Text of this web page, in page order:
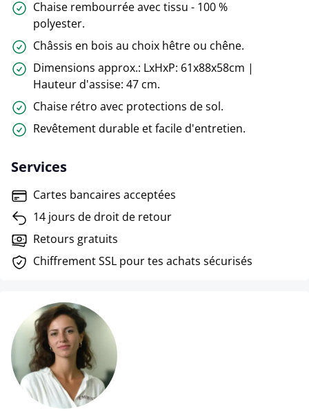
Chaise rembourrée avec tissu - 100 %
polyester.
Châssis en bois au choix hêtre ou chêne.
Dimensions approx.: LxHxP: 61x88x58cm |
Hauteur d'assise: 47 cm.
Chaise rétro avec protections de sol.
Revêtement durable et facile d'entretien.
Services
Cartes bancaires acceptées
14 jours de droit de retour
Retours gratuits
Chiffrement SSL pour tes achats sécurisés